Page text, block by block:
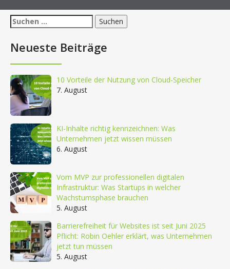
Suchen
nach:
Neueste Beiträge
10 Vorteile der Nutzung von Cloud-Speicher
7. August
KI-Inhalte richtig kennzeichnen: Was
Unternehmen jetzt wissen müssen
6. August
Vom MVP zur professionellen digitalen
Infrastruktur: Was Startups in welcher
Wachstumsphase brauchen
5. August
Barrierefreiheit für Websites ist seit Juni 2025
Pflicht: Robin Oehler erklärt, was Unternehmen
jetzt tun müssen
5. August